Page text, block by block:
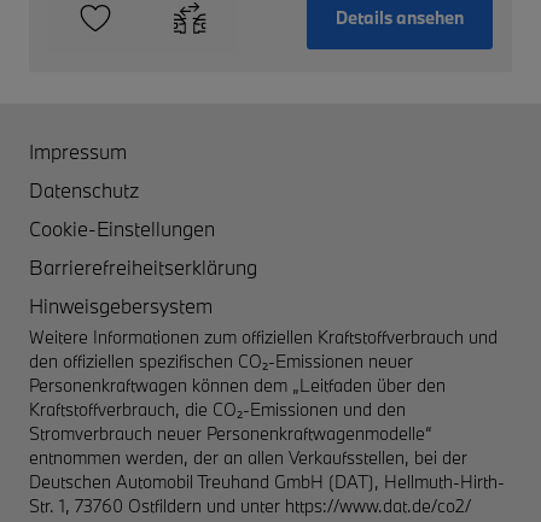
Details ansehen
Impressum
Datenschutz
Cookie-Einstellungen
Barrierefreiheitserklärung
Hinweisgebersystem
Weitere Informationen zum offiziellen Kraftstoffverbrauch und
den offiziellen spezifischen CO₂-Emissionen neuer
Personenkraftwagen können dem „Leitfaden über den
Kraftstoffverbrauch, die CO₂-Emissionen und den
Stromverbrauch neuer Personenkraftwagenmodelle“
entnommen werden, der an allen Verkaufsstellen, bei der
Deutschen Automobil Treuhand GmbH (DAT), Hellmuth-Hirth-
Str. 1, 73760 Ostfildern und unter https://www.dat.de/co2/